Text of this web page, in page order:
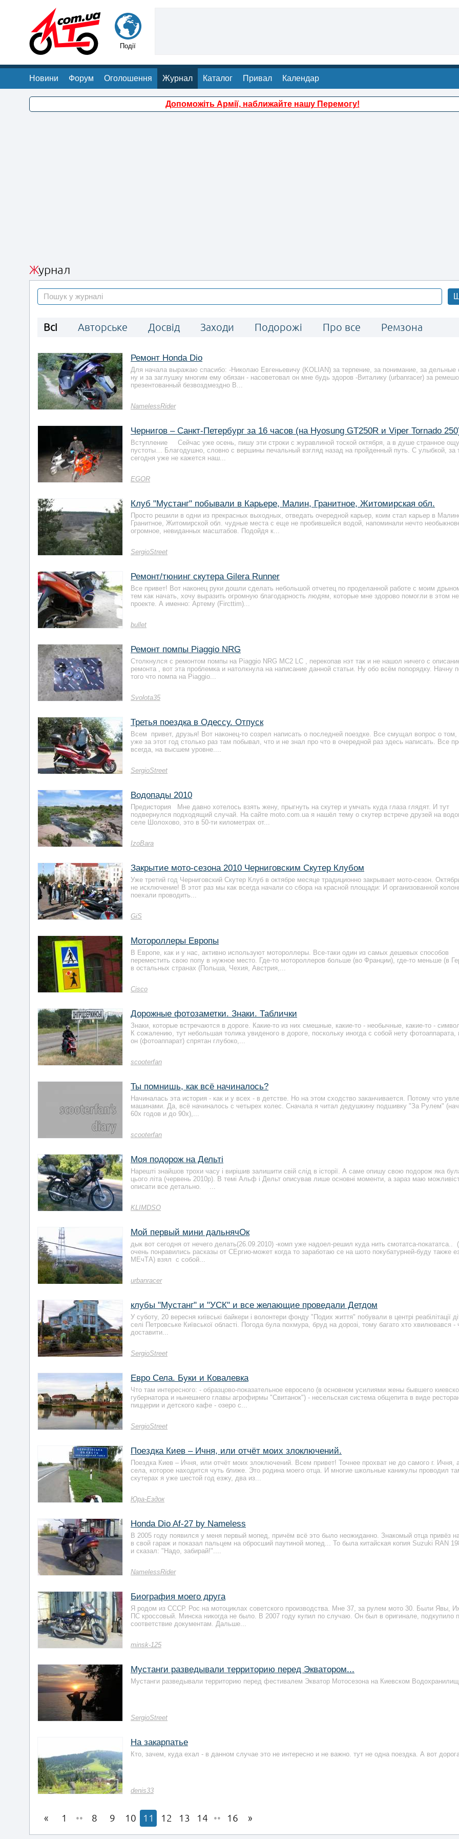
Події
Новини Форум Оголошення Журнал Каталог Привал Календар
Допоможіть Армії, наближайте нашу Перемогу!
Журнал
Всі Авторське Досвід Заходи Подорожі Про все Ремзона
NamelessRider
Ремонт Honda Dio
Для начала выражаю спасибо: -Николаю Евгеньевичу (KOLIAN) за терпение, за понимание, за дельные
ну и за заглушку многим ему обязан - насоветовал он мне будь здоров -Виталику (urbanracer) за
презентованный безвоздмездно В...
EGOR
Чернигов – Санкт-Петербург за 16 часов (на Hyosung GT250R и Viper Tornado
Вступление Сейчас уже осень, пишу эти строки с журавлиной тоской октября, а в душе странное
пустоты… Благодушно, словно с вершины печальный взгляд назад на пройденный путь. С улыбкой, за
сегодня уже не кажется наш...
SergioStreet
Клуб "Мустанг" побывали в Карьере, Малин, Гранитное, Житомирская обл.
Просто решили в одни из прекрасных выходных, отведать очередной карьер, коим стал карьер в
Гранитное, Житомирской обл. чудные места с еще не пробившейся водой, напоминали нечто
огромное, невиданных масштабов. Подойдя к...
bullet
Ремонт/тюнинг скутера Gilera Runner
Все привет! Вот наконец руки дошли сделать небольшой отчетец по проделанной работе с моим
тем как начать, хочу выразить огромную благодарность людям, которые мне здорово помогли в этом
проекте. А именно: Артему (Fircttim)...
Svolota35
Ремонт помпы Piaggio NRG
Столкнулся с ремонтом помпы на Piaggio NRG MC2 LC , перекопав нэт так и не нашол ничего с
ремонта , вот эта проблемка и натолкнула на написание данной статьи. Ну обо всём попорядку. Начну
того что помпа на Piaggio...
SergioStreet
Третья поездка в Одессу. Отпуск
Всем привет, друзья! Вот наконец-то созрел написать о последней поездке. Все смущал вопрос о том,
уже за этот год столько раз там побывал, что и не знал про что в очередной раз здесь написать. Все
всегда, на высшем уровне....
IzoBara
Водопады 2010
Предистория Мне давно хотелось взять жену, прыгнуть на скутер и умчать куда глаза глядят. И тут
подвернулся подходящий случай. На сайте moto.com.ua я нашёл тему о скутер встрече друзей на
селе Шолохово, это в 50-ти километрах от...
GiS
Закрытие мото-сезона 2010 Черниговским Скутер Клубом
Уже третий год Черниговский Скутер Клуб в октябре месяце традиционно закрывает мото-сезон.
не исключение! В этот раз мы как всегда начали со сбора на красной площади: И организованной
поехали проводить...
Cisco
Мотороллеры Европы
В Европе, как и у нас, активно используют мотороллеры. Все-таки один из самых дешевых способов
переместить свою попу в нужное место. Где-то мотороллеров больше (во Франции), где-то меньше (в
в остальных странах (Польша, Чехия, Австрия,...
scooterfan
Дорожные фотозаметки. Знаки. Таблички
Знаки, которые встречаются в дороге. Какие-то из них смешные, какие-то - необычные, какие-то -
К сожалению, тут небольшая толика увиденого в дороге, поскольку иногда с собой нету фотоаппарата,
он (фотоаппарат) спрятан глубоко,...
scooterfan
Ты помнишь, как всё начиналось?
Начиналась эта история - как и у всех - в детстве. Но на этом сходство заканчивается. Потому что
машинами. Да, всё начиналось с четырех колес. Сначала я читал дедушкину подшивку "За Рулем"
60х годов и до 90х),...
KLIMDSO
Моя подорож на Дельті
Нарешті знайшов трохи часу і вирішив залишити свій слід в історії. А саме опишу свою подорож яка
цього літа (червень 2010р). В темі Альф і Дельт описував лише основні моменти, а зараз маю
описати все детально. ...
urbanracer
Мой первый мини дальнячОк
дык вот сегодня от нечего делать(26.09.2010) -комп уже надоел-решил куда нить смотатса-покататса..
очень понравились расказы от СЕргио-может когда то заработаю се на шото покубатурней-буду также
МЕчТА) взял с собой...
SergioStreet
клубы "Мустанг" и "УСК" и все желающие проведали Детдом
У суботу, 20 вересня київські байкери і волонтери фонду "Подих життя" побували в центрі реабілітації
селі Петровське Київської області. Погода була похмура, бруд на дорозі, тому багато хто хвилювався -
доставити...
SergioStreet
Евро Села. Буки и Ковалевка
Что там интересного: - образцово-показательное евросело (в основном усилиями жены бывшего
губернатора и нынешнего главы агрофирмы "Свитанок") - несельская система общепита в виде
пиццерии и детского кафе - озеро с...
Юра-Ездок
Поездка Киев – Ичня, или отчёт моих злоключений.
Поездка Киев – Ичня, или отчёт моих злоключений. Всем привет! Точнее прохват не до самого г. Ичня,
села, которое находится чуть ближе. Это родина моего отца. И многие школьные каникулы проводил
скутерах я уже шестой год езжу, два из...
NamelessRider
Honda Dio Af-27 by Nameless
В 2005 году появился у меня первый мопед, причём всё это было неожиданно. Знакомый отца привёз
в свой гараж и показал пальцем на обросший паутиной мопед... То была китайская копия Suzuki RAN
и сказал: "Надо, забирай!"....
minsk-125
Биография моего друга
Я родом из СССР. Рос на мотоциклах советского производства. Мне 37, за рулем мото 30. Были Явы,
ПС кроссовый. Минска никогда не было. В 2007 году купил по случаю. Он был в оригинале, подкупило
соответствие документам. Дальше...
SergioStreet
Мустанги разведывали территорию перед Экватором...
Мустанги разведывали территорию перед фестивалем Экватор Мотосезона на Киевском
denis33
На закарпатье
Кто, зачем, куда ехал - в данном случае это не интересно и не важно. тут не одна поездка. А вот
1 •• 8 9 10 11 12 13 14 •• 16